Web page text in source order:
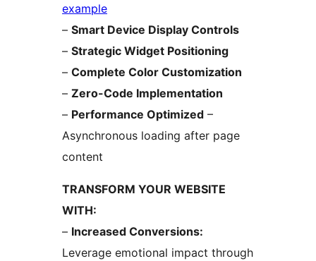
example
– Smart Device Display Controls
– Strategic Widget Positioning
– Complete Color Customization
– Zero-Code Implementation
– Performance Optimized –
Asynchronous loading after page
content
TRANSFORM YOUR WEBSITE
WITH:
– Increased Conversions:
Leverage emotional impact through